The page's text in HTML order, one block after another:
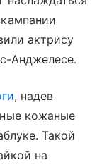
актрису
Анджелесе.
, надев
кожаные
Такой
на